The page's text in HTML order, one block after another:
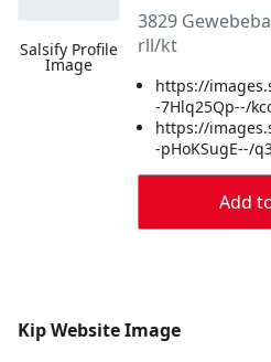
Salsify Profile
Image
3829
rll/kt
https://
-7Hlq25Qp--/
https://
-pHoKSugE--/
Add
Kip Website Image